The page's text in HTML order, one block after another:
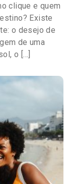
clique e quem
Existe
o desejo de
de uma
o […]